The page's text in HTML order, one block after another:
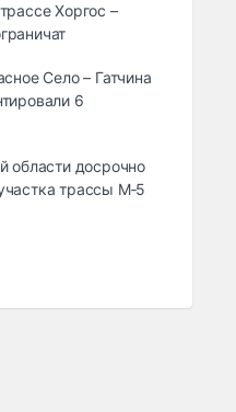
Хоргос –
Село – Гатчина
6
области досрочно
трассы М‑5